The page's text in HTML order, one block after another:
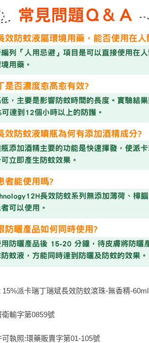
15%派卡瑞丁瑞斌長效防蚊滾珠-無香精-60ml
輸字第0859號
執照:環藥販賣字第01-105號